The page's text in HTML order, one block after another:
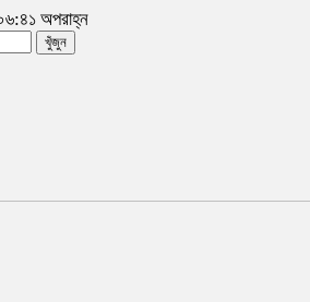
অপরাহ্ন
খুঁজুন